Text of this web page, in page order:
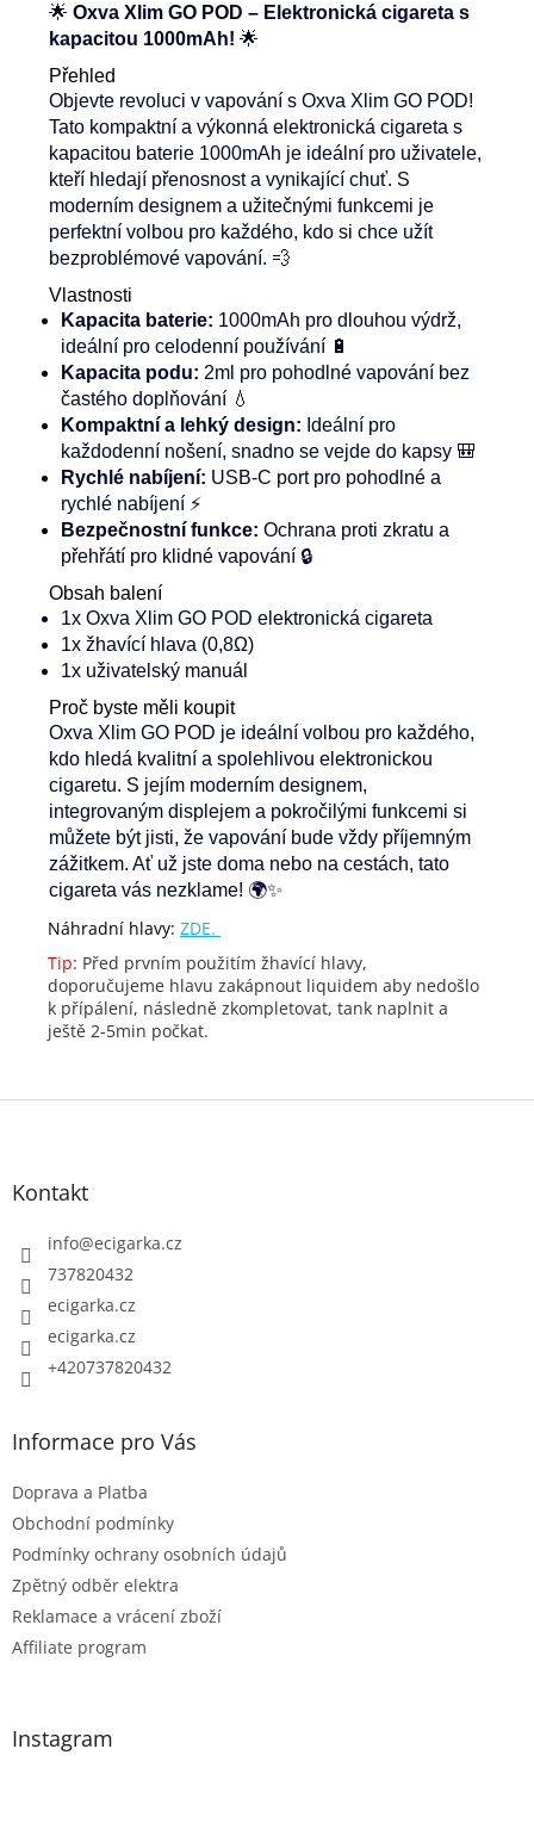
🌟 Oxva Xlim GO POD – Elektronická cigareta s
kapacitou 1000mAh! 🌟
Přehled
Objevte revoluci v vapování s Oxva Xlim GO POD!
Tato kompaktní a výkonná elektronická cigareta s
kapacitou baterie 1000mAh je ideální pro uživatele,
kteří hledají přenosnost a vynikající chuť. S
moderním designem a užitečnými funkcemi je
perfektní volbou pro každého, kdo si chce užít
bezproblémové vapování. 💨
Vlastnosti
Kapacita baterie: 1000mAh pro dlouhou výdrž,
ideální pro celodenní používání 🔋
Kapacita podu: 2ml pro pohodlné vapování bez
častého doplňování 💧
Kompaktní a lehký design: Ideální pro
každodenní nošení, snadno se vejde do kapsy 🎒
Rychlé nabíjení: USB-C port pro pohodlné a
rychlé nabíjení ⚡
Bezpečnostní funkce: Ochrana proti zkratu a
přehřátí pro klidné vapování 🔒
Obsah balení
1x Oxva Xlim GO POD elektronická cigareta
1x žhavící hlava (0,8Ω)
1x uživatelský manuál
Proč byste měli koupit
Oxva Xlim GO POD je ideální volbou pro každého,
kdo hledá kvalitní a spolehlivou elektronickou
cigaretu. S jejím moderním designem,
integrovaným displejem a pokročilými funkcemi si
můžete být jisti, že vapování bude vždy příjemným
zážitkem. Ať už jste doma nebo na cestách, tato
cigareta vás nezklame! 🌍✨
Náhradní hlavy: ZDE.
Tip: Před prvním použitím žhavící hlavy,
doporučujeme hlavu zakápnout liquidem aby nedošlo
k přípálení, následně zkompletovat, tank naplnit a
ještě 2-5min počkat.
Kontakt
info@ecigarka.cz
737820432
ecigarka.cz
ecigarka.cz
+420737820432
Informace pro Vás
Doprava a Platba
Obchodní podmínky
Podmínky ochrany osobních údajů
Zpětný odběr elektra
Reklamace a vrácení zboží
Affiliate program
Instagram